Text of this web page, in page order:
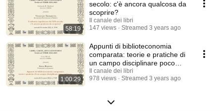
58:19
secolo: c'è ancora qualcosa da
scoprire?
Il canale dei libri
147 views
Streamed 3 years ago
1:00:29
Appunti di biblioteconomia
comparata: teorie e pratiche di
un campo disciplinare poco
esplorato
Il canale dei libri
978 views
Streamed 3 years ago